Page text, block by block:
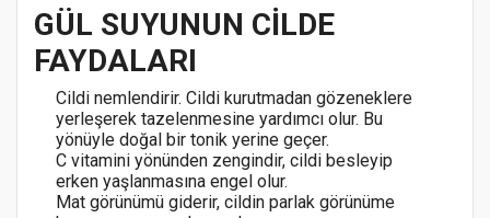
GÜL SUYUNUN CİLDE
FAYDALARI
Cildi nemlendirir. Cildi kurutmadan gözeneklere
yerleşerek tazelenmesine yardımcı olur. Bu
yönüyle doğal bir tonik yerine geçer.
C vitamini yönünden zengindir, cildi besleyip
erken yaşlanmasına engel olur.
Mat görünümü giderir, cildin parlak görünüme